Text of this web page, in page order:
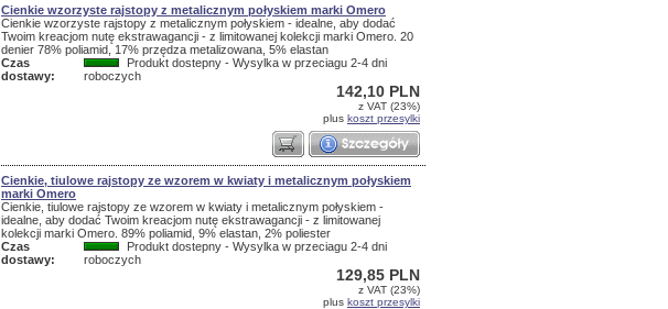
Cienkie wzorzyste rajstopy z metalicznym połyskiem marki Omero
Cienkie wzorzyste rajstopy z metalicznym połyskiem - idealne, aby dodać
Twoim kreacjom nutę ekstrawagancji - z limitowanej kolekcji marki Omero. 20
denier 78% poliamid, 17% przędza metalizowana, 5% elastan
Czas
dostawy:
Produkt dostepny - Wysylka w przeciagu 2-4 dni
roboczych
142,10 PLN
z VAT (23%)
plus koszt przesylki
Cienkie, tiulowe rajstopy ze wzorem w kwiaty i metalicznym połyskiem
marki Omero
Cienkie, tiulowe rajstopy ze wzorem w kwiaty i metalicznym połyskiem -
idealne, aby dodać Twoim kreacjom nutę ekstrawagancji - z limitowanej
kolekcji marki Omero. 89% poliamid, 9% elastan, 2% poliester
Czas
dostawy:
Produkt dostepny - Wysylka w przeciagu 2-4 dni
roboczych
129,85 PLN
z VAT (23%)
plus koszt przesylki